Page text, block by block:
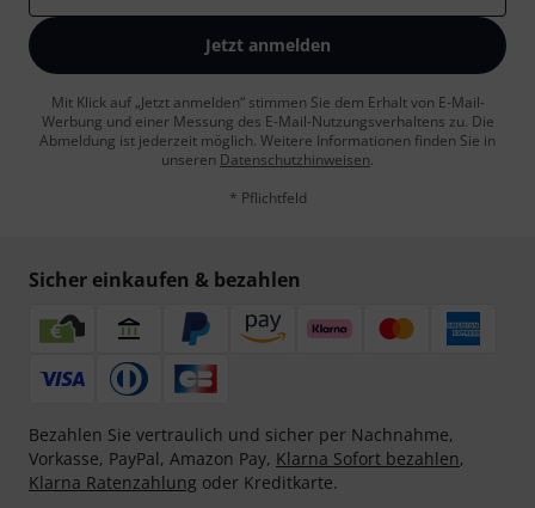
Jetzt anmelden
Mit Klick auf „Jetzt anmelden“ stimmen Sie dem Erhalt von E-Mail-
Werbung und einer Messung des E-Mail-Nutzungsverhaltens zu. Die
Abmeldung ist jederzeit möglich. Weitere Informationen finden Sie in
unseren Datenschutzhinweisen.
* Pflichtfeld
Sicher einkaufen & bezahlen
Bezahlen Sie vertraulich und sicher per Nachnahme,
Vorkasse, PayPal, Amazon Pay, Klarna Sofort bezahlen,
Klarna Ratenzahlung oder Kreditkarte.